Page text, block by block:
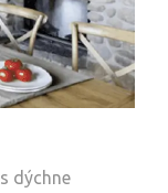
dýchne